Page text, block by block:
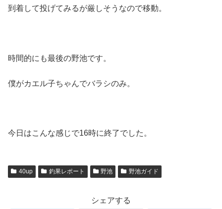
到着して投げてみるが厳しそうなので移動。
時間的にも最後の野池です。
僕がカエル子ちゃんでバラシのみ。
今日はこんな感じで16時に終了でした。
40up 釣果レポート 野池 野池ガイド
シェアする